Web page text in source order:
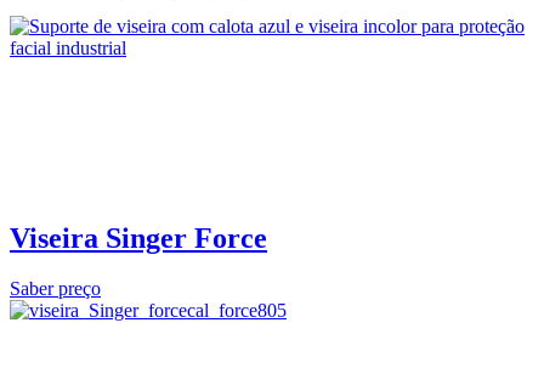
Viseira Singer Force
Saber preço